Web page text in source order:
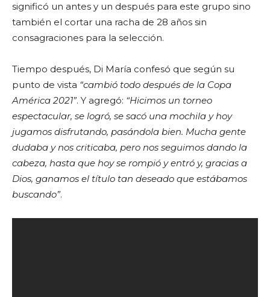
significó un antes y un después para este grupo sino
también el cortar una racha de 28 años sin
consagraciones para la selección.
Tiempo después, Di María confesó que según su
punto de vista “cambió todo después de la Copa
América 2021”. Y agregó: “Hicimos un torneo
espectacular, se logró, se sacó una mochila y hoy
jugamos disfrutando, pasándola bien. Mucha gente
dudaba y nos criticaba, pero nos seguimos dando la
cabeza, hasta que hoy se rompió y entró y, gracias a
Dios, ganamos el título tan deseado que estábamos
buscando”.